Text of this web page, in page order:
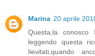
Marina 20 aprile
Questa,la
leggendo questa
lievitati,quando